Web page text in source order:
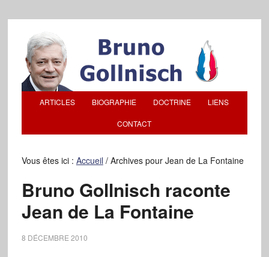
ARTICLES BIOGRAPHIE DOCTRINE LIENS
CONTACT
Vous êtes ici : Accueil /Archives pour Jean de La Fontaine
Bruno Gollnisch raconte
Jean de La Fontaine
8 DÉCEMBRE 2010